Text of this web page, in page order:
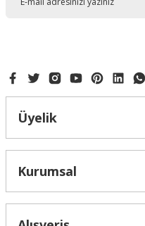
Üyelik
Kurumsal